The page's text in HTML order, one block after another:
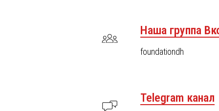
Наша группа
foundationdh
Telegram канал